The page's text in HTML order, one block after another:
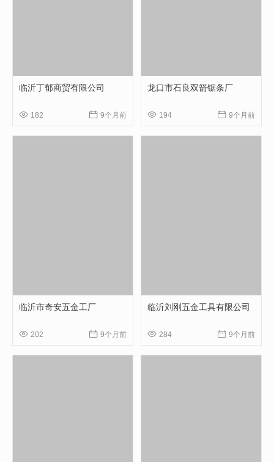
临沂丁郁商贸有限公司
 182  9个月前
龙口市石良双箭锯条厂
 194  9个月前
临沂市奇安五金工厂
 202  9个月前
临沂刘刚五金工具有限公司
 284  9个月前